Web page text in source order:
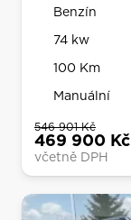
Benzín
74 kw
100 Km
Manuální
546 901 Kč
469 900 Kč
včetně DPH